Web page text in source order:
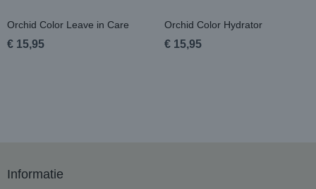
Orchid Color Leave in Care
€ 15,95
Orchid Color Hydrator
€ 15,95
Informatie